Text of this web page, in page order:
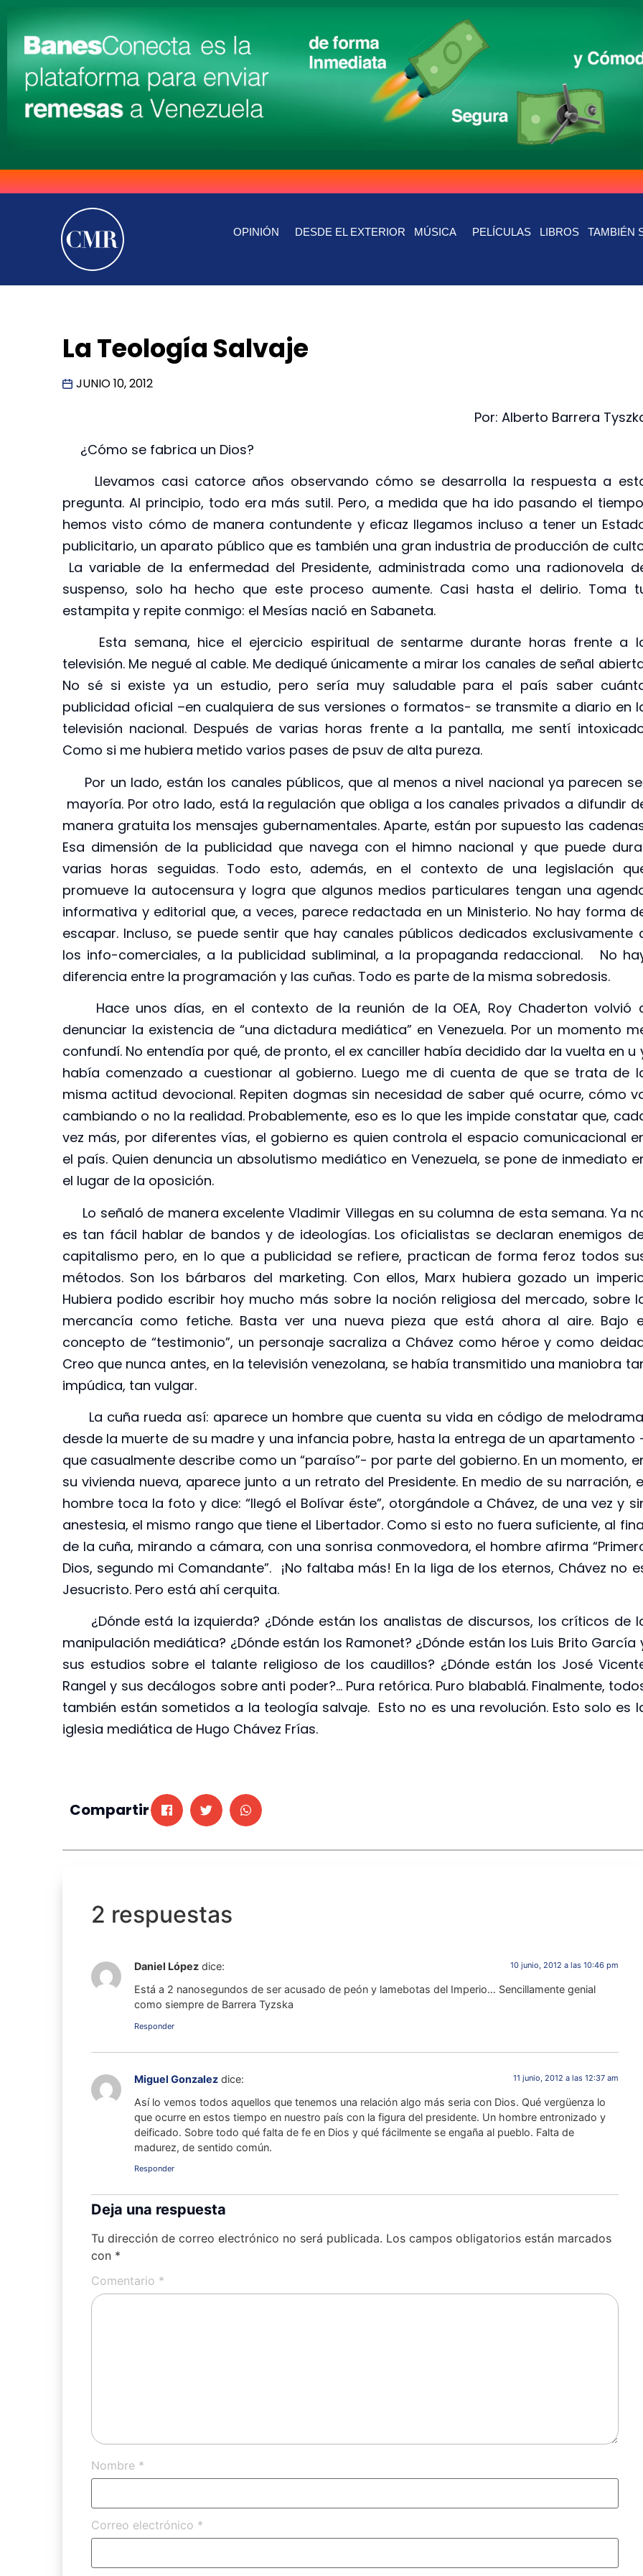
OPINIÓN DESDE EL EXTERIOR MÚSICA PELÍCULAS LIBROS TAMBIÉN
La Teología Salvaje
JUNIO 10, 2012
Por: Alberto Barrera
¿Cómo se fabrica un Dios?
Llevamos casi catorce años observando cómo se desarrolla la respuesta a
pregunta. Al principio, todo era más sutil. Pero, a medida que ha ido pasando el
hemos visto cómo de manera contundente y eficaz llegamos incluso a tener un
publicitario, un aparato público que es también una gran industria de producción de
La variable de la enfermedad del Presidente, administrada como una radionovela
suspenso, solo ha hecho que este proceso aumente. Casi hasta el delirio. Toma
estampita y repite conmigo: el Mesías nació en Sabaneta.
Esta semana, hice el ejercicio espiritual de sentarme durante horas frente a
televisión. Me negué al cable. Me dediqué únicamente a mirar los canales de señal
No sé si existe ya un estudio, pero sería muy saludable para el país saber
publicidad oficial –en cualquiera de sus versiones o formatos- se transmite a diario en
televisión nacional. Después de varias horas frente a la pantalla, me sentí
Como si me hubiera metido varios pases de psuv de alta pureza.
Por un lado, están los canales públicos, que al menos a nivel nacional ya parecen
mayoría. Por otro lado, está la regulación que obliga a los canales privados a difundir
manera gratuita los mensajes gubernamentales. Aparte, están por supuesto las
Esa dimensión de la publicidad que navega con el himno nacional y que puede
varias horas seguidas. Todo esto, además, en el contexto de una legislación
promueve la autocensura y logra que algunos medios particulares tengan una
informativa y editorial que, a veces, parece redactada en un Ministerio. No hay forma
escapar. Incluso, se puede sentir que hay canales públicos dedicados exclusivamente
los info-comerciales, a la publicidad subliminal, a la propaganda redaccional. No
diferencia entre la programación y las cuñas. Todo es parte de la misma sobredosis.
Hace unos días, en el contexto de la reunión de la OEA, Roy Chaderton volvió
denunciar la existencia de “una dictadura mediática” en Venezuela. Por un momento
confundí. No entendía por qué, de pronto, el ex canciller había decidido dar la vuelta en u
había comenzado a cuestionar al gobierno. Luego me di cuenta de que se trata de
misma actitud devocional. Repiten dogmas sin necesidad de saber qué ocurre, cómo
cambiando o no la realidad. Probablemente, eso es lo que les impide constatar que,
vez más, por diferentes vías, el gobierno es quien controla el espacio comunicacional
el país. Quien denuncia un absolutismo mediático en Venezuela, se pone de inmediato
el lugar de la oposición.
Lo señaló de manera excelente Vladimir Villegas en su columna de esta semana. Ya
es tan fácil hablar de bandos y de ideologías. Los oficialistas se declaran enemigos
capitalismo pero, en lo que a publicidad se refiere, practican de forma feroz todos
métodos. Son los bárbaros del marketing. Con ellos, Marx hubiera gozado un
Hubiera podido escribir hoy mucho más sobre la noción religiosa del mercado, sobre
mercancía como fetiche. Basta ver una nueva pieza que está ahora al aire. Bajo
concepto de “testimonio”, un personaje sacraliza a Chávez como héroe y como
Creo que nunca antes, en la televisión venezolana, se había transmitido una maniobra
impúdica, tan vulgar.
La cuña rueda así: aparece un hombre que cuenta su vida en código de
desde la muerte de su madre y una infancia pobre, hasta la entrega de un apartamento
que casualmente describe como un “paraíso”- por parte del gobierno. En un momento,
su vivienda nueva, aparece junto a un retrato del Presidente. En medio de su narración,
hombre toca la foto y dice: “llegó el Bolívar éste”, otorgándole a Chávez, de una vez y
anestesia, el mismo rango que tiene el Libertador. Como si esto no fuera suficiente, al
de la cuña, mirando a cámara, con una sonrisa conmovedora, el hombre afirma
Dios, segundo mi Comandante”. ¡No faltaba más! En la liga de los eternos, Chávez no
Jesucristo. Pero está ahí cerquita.
¿Dónde está la izquierda? ¿Dónde están los analistas de discursos, los críticos de
manipulación mediática? ¿Dónde están los Ramonet? ¿Dónde están los Luis Brito García
sus estudios sobre el talante religioso de los caudillos? ¿Dónde están los José
Rangel y sus decálogos sobre anti poder?… Pura retórica. Puro blabablá. Finalmente,
también están sometidos a la teología salvaje. Esto no es una revolución. Esto solo es
iglesia mediática de Hugo Chávez Frías.
Compartir
2 respuestas
Daniel López dice: 10 junio, 2012 a las 10:46 pm
Está a 2 nanosegundos de ser acusado de peón y lamebotas del Imperio… Sencillamente genial
como siempre de Barrera Tyzska
Responder
Miguel Gonzalez dice: 11 junio, 2012 a las 12:37 am
Así lo vemos todos aquellos que tenemos una relación algo más seria con Dios. Qué vergüenza lo
que ocurre en estos tiempo en nuestro país con la figura del presidente. Un hombre entronizado y
deificado. Sobre todo qué falta de fe en Dios y qué fácilmente se engaña al pueblo. Falta de
madurez, de sentido común.
Responder
Deja una respuesta
Tu dirección de correo electrónico no será publicada. Los campos obligatorios están marcados
con *
Comentario *
Nombre *
Correo electrónico *